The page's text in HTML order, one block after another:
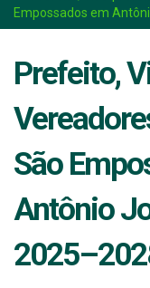
Empossados em
Prefeito,
São
Antônio